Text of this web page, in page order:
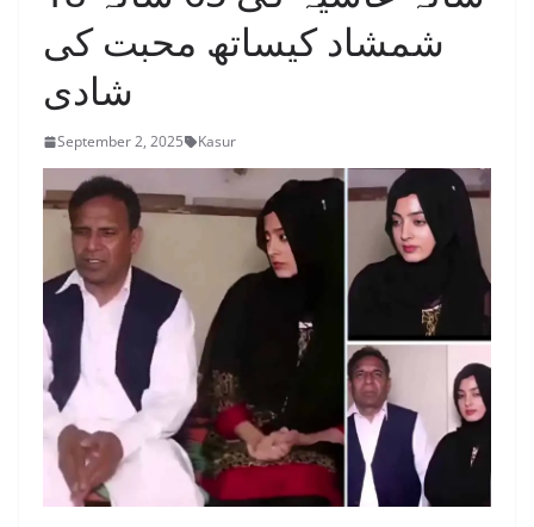
شمشاد کیساتھ محبت کی
شادی
September 2, 2025 Kasur